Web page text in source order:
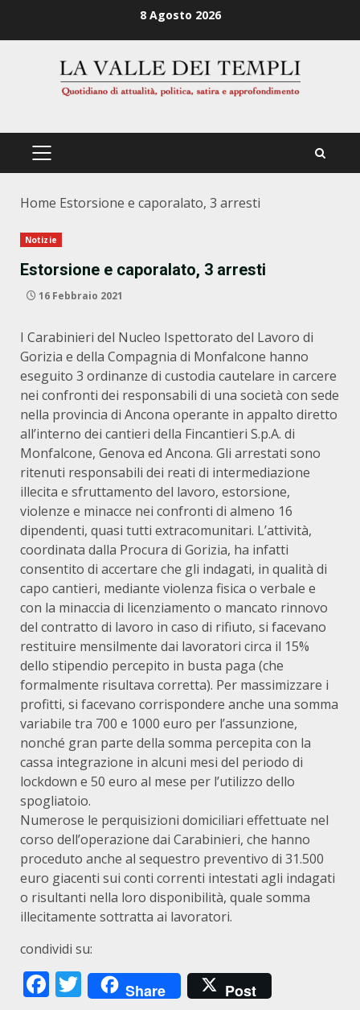
8 Agosto 2026
PRIMÄRES
Home Estorsione e caporalato, 3 arresti
Notizie
Estorsione e caporalato, 3 arresti
16 Febbraio 2021
I Carabinieri del Nucleo Ispettorato del Lavoro di
Gorizia e della Compagnia di Monfalcone hanno
eseguito 3 ordinanze di custodia cautelare in carcere
nei confronti dei responsabili di una società con sede
nella provincia di Ancona operante in appalto diretto
all’interno dei cantieri della Fincantieri S.p.A. di
Monfalcone, Genova ed Ancona. Gli arrestati sono
ritenuti responsabili dei reati di intermediazione
illecita e sfruttamento del lavoro, estorsione,
violenze e minacce nei confronti di almeno 16
dipendenti, quasi tutti extracomunitari. L’attività,
coordinata dalla Procura di Gorizia, ha infatti
consentito di accertare che gli indagati, in qualità di
capo cantieri, mediante violenza fisica o verbale e
con la minaccia di licenziamento o mancato rinnovo
del contratto di lavoro in caso di rifiuto, si facevano
restituire mensilmente dai lavoratori circa il 15%
dello stipendio percepito in busta paga (che
formalmente risultava corretta). Per massimizzare i
profitti, si facevano corrispondere anche una somma
variabile tra 700 e 1000 euro per l’assunzione,
nonché gran parte della somma percepita con la
cassa integrazione in alcuni mesi del periodo di
lockdown e 50 euro al mese per l’utilizzo dello
spogliatoio.
Numerose le perquisizioni domiciliari effettuate nel
corso dell’operazione dai Carabinieri, che hanno
proceduto anche al sequestro preventivo di 31.500
euro giacenti sui conti correnti intestati agli indagati
o risultanti nella loro disponibilità, quale somma
illecitamente sottratta ai lavoratori.
condividi su:
Facebook
Twitter
Share Post